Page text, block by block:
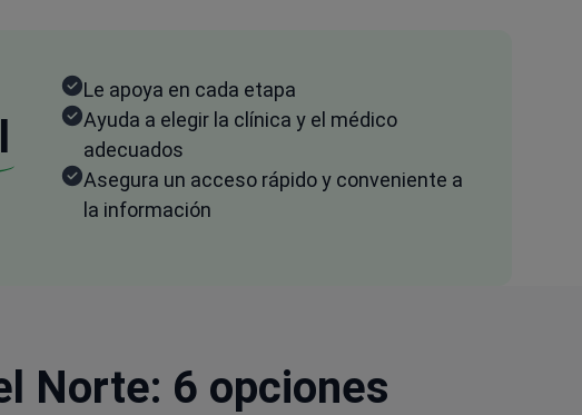
Le apoya en cada etapa
Ayuda a elegir la clínica y el médico
adecuados
Asegura un acceso rápido y conveniente a
la información
Norte: 6 opciones